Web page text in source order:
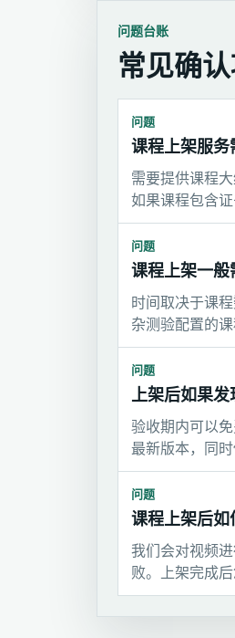
问题台账
常见确
问题
课程上架服务
需要提供课程
如果课程包含
问题
课程上架一般
时间取决于课
杂测验配置的
问题
上架后如果发
验收期内可以
最新版本，同时
问题
课程上架后如
我们会对视频
败。上架完成